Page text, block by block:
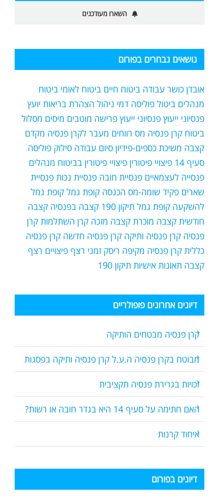
השארו מעודכנים
נושאים נבחרים בפורום
אובדן כושר עבודה ביטוח חיים ביטוח לאומי ביטוח
מנהלים ביטול פוליסה דמי ניהול הצהרת בריאות יועץ
פנסיוני ייעוץ פנסיוני ייעוץ פרישה מוטבים מיסים מסלול
ביטוח קרן פנסיה מס רווחים מעבר לקרן פנסיה מקדם
קצבה משיכת כספים-פידיון סיום עבודה סילוק פוליסה
סעיף 14
פיצויי פיטורין פיצויי פיטורין בביטוח מנהלים
פנסייה לעצמאיים פנסיית חובה פנסיית נכות פנסיית
שארים פקיד שומה-מס הכנסה קופת גמל קופת גמל
להשקעה קופת גמל תיקון 190 קצבה בפנסיה קצבה
חודשית קצבה מוכרת קצבה מזכה קרן השתלמות קרן
פנסיה קרן פנסיה ותיקה קרן פנסיה חדשה קרן פנסיה
כללית קרן פנסיה מקיפה ריסק זמני רצף פיצויים רצף
קצבה תאונות אישיות תיקון 190
דיונים אחרונים פופולריים
קרן פנסיה מבטחים הותיקה
מבוטח בקרן פנסיה ה.ע.ל קרן פנסיה ותיקה בפסגות
זכויות בגרירת פנסיה תקציבית
האם חתימה על סעיף 14 היא בגדר חובה או רשות?
איחוד קרנות
דיונים בפורום